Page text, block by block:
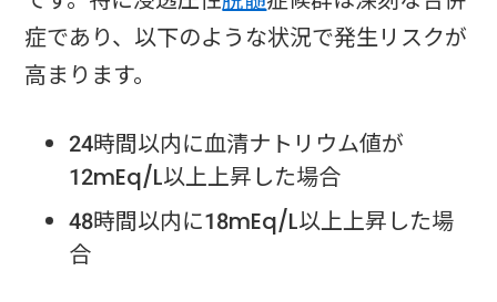
症であり、以下のような状況で発生リスクが
高まります。
24時間以内に血清ナトリウム値が
12mEq/L以上上昇した場合
48時間以内に18mEq/L以上上昇した場
合